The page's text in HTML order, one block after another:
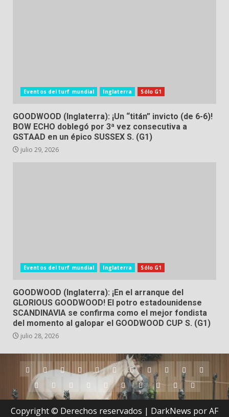
Eventos del turf mundial Inglaterra Sólo G1
GOODWOOD (Inglaterra): ¡Un “titán” invicto (de 6-6)!
BOW ECHO doblegó por 3ª vez consecutiva a
GSTAAD en un épico SUSSEX S. (G1)
julio 29, 2026
Eventos del turf mundial Inglaterra Sólo G1
GOODWOOD (Inglaterra): ¡En el arranque del
GLORIOUS GOODWOOD! El potro estadounidense
SCANDINAVIA se confirma como el mejor fondista
del momento al galopar el GOODWOOD CUP S. (G1)
julio 28, 2026
Argentina
AustraliaBrasilChileDubaiEstados
Unidos
Hong
Kong
Inglaterra
IrlandaJapónNueva
Zelanda
PanamáPerú
Puerto
Rico
QatarSingapurSuráfrica
UruguayVenezuelaHipódromos
(Dubai)
Copyright © Derechos reservados | DarkNews por AF